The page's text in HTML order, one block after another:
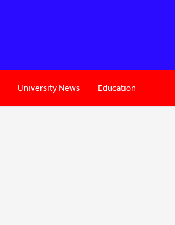
University News Education